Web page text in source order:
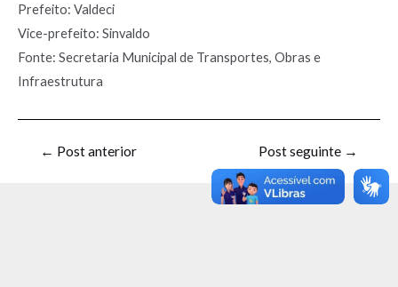
Prefeito: Valdeci
Vice-prefeito: Sinvaldo
Fonte: Secretaria Municipal de Transportes, Obras e
Infraestrutura
← Post anterior Post seguinte →